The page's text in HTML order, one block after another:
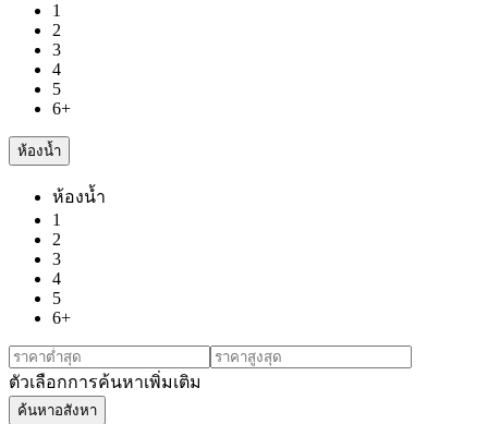
1
2
3
4
5
6+
ห้องน้ำ
ห้องน้ำ
1
2
3
4
5
6+
ตัวเลือกการค้นหาเพิ่มเติม
ค้นหาอสังหา